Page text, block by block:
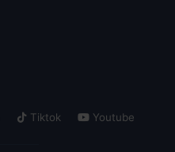
Tiktok Youtube